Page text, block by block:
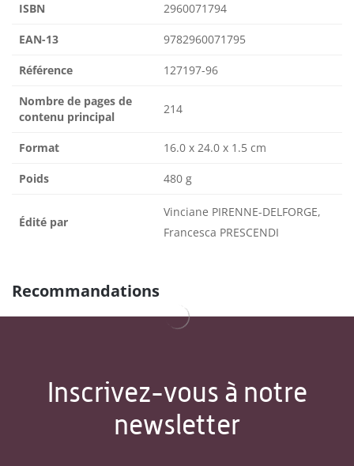
ISBN 2960071794
EAN-13 9782960071795
Référence 127197-96
Nombre de pages de
contenu principal
214
Format 16.0 x 24.0 x 1.5 cm
Poids 480 g
Édité par
Vinciane PIRENNE-DELFORGE,
Francesca PRESCENDI
Recommandations
Inscrivez-vous à notre
newsletter